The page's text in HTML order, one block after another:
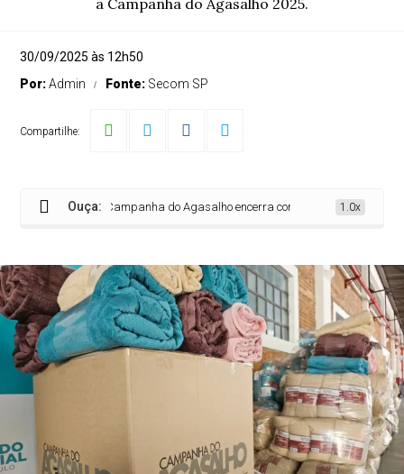
a Campanha do Agasalho 2025.
30/09/2025 às 12h50
Por:Admin Fonte: Secom SP
Compartilhe:
Ouça:
Campanha do Agasalho encerra com 103 mil cobertores
1.0x